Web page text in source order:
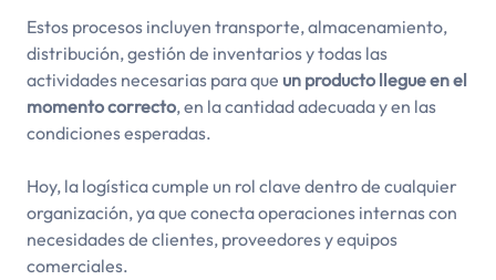
Estos procesos incluyen transporte, almacenamiento,
distribución, gestión de inventarios y todas las
actividades necesarias para que un producto llegue en el
momento correcto, en la cantidad adecuada y en las
condiciones esperadas.
Hoy, la logística cumple un rol clave dentro de cualquier
organización, ya que conecta operaciones internas con
necesidades de clientes, proveedores y equipos
comerciales.